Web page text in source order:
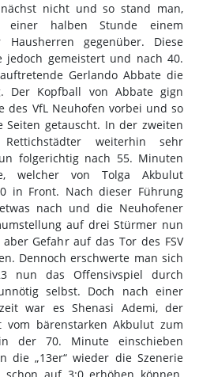
nicht und so stand man,
halben Stunde einem
gegenüber. Diese
jedoch gemeistert und nach 40.
Gerlando Abbate die
Der Kopfball von Abbate gign
des VfL Neuhofen vorbei und so
getauscht. In der zweiten
weiterhin sehr
folgerichtig nach 55. Minuten
welcher von Tolga Akbulut
in Front. Nach dieser Führung
nach und die Neuhofener
auf drei Stürmer nun
Gefahr auf das Tor des FSV
Dennoch erschwerte man sich
nun das Offensivspiel durch
selbst. Doch nach einer
war es Shenasi Ademi, der
vom bärenstarken Akbulut zum
der 70. Minute einschieben
die „13er“ wieder die Szenerie